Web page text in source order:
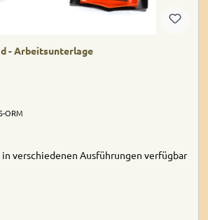
- Arbeitsunterlage
ORM
verschiedenen Ausführungen verfügbar